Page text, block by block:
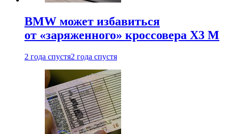
BMW может избавиться
от «заряженного» кроссовера X3 M
2 года спустя2 года спустя